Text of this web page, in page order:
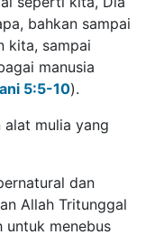
dan
Tritunggal dan
umat-Nya
perawan
Putra ilahi
diri-Nya. Dengan
natur
dalam Yesus,
secara langsung,
atau dibayang-